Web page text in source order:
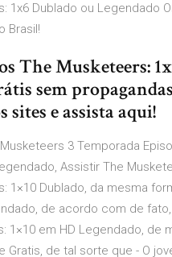
1x6 Dublado ou Legendado
Brasil!
The Musketeers:
sem
e assista aqui!
3 Temporada
Assistir The
1×10 Dublado, da mesma
de acordo com de
1×10 em HD Legendado, de
Gratis, de tal sorte que - O